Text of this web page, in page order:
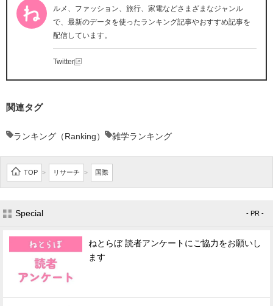
ルメ、ファッション、旅行、家電などさまざまなジャンル
で、最新のデータを使ったランキング記事やおすすめ記事を
配信しています。
Twitter
関連タグ
ランキング（Ranking） 雑学ランキング
TOP > リサーチ > 国際
Special - PR -
ねとらぼ 読者アンケートにご協力をお願いし
ます